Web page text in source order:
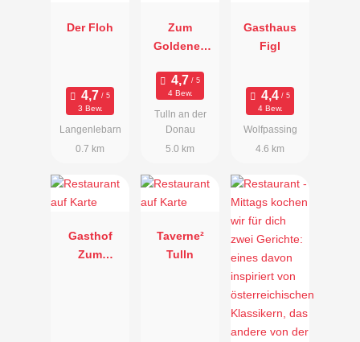
Der Floh
3 Bew.
Langenlebarn
0.7 km
Zum
Goldenen
4 Bew.
Tulln an der
Donau
5.0 km
Gasthaus
Figl
4 Bew.
Wolfpassing
4.6 km
Gasthof
Zum
Taverne²
Tulln